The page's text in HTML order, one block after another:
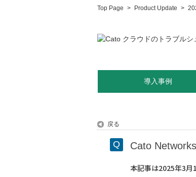
Top Page > Product Update >
導入事例
戻る
Cato
本記事は2025年3月